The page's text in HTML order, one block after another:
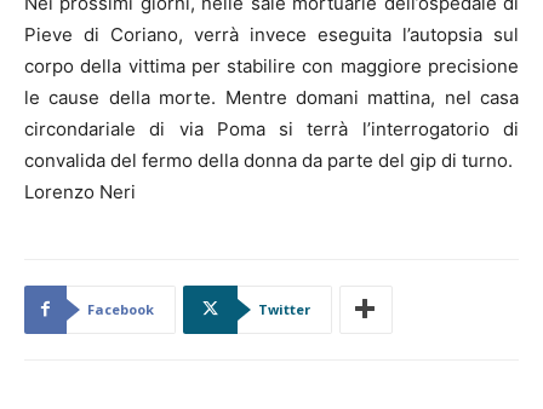
Pieve di Coriano, verrà invece eseguita l’autopsia sul
corpo della vittima per stabilire con maggiore precisione
le cause della morte. Mentre domani mattina, nel casa
circondariale di via Poma si terrà l’interrogatorio di
convalida del fermo della donna da parte del gip di turno.
Lorenzo Neri
Facebook Twitter